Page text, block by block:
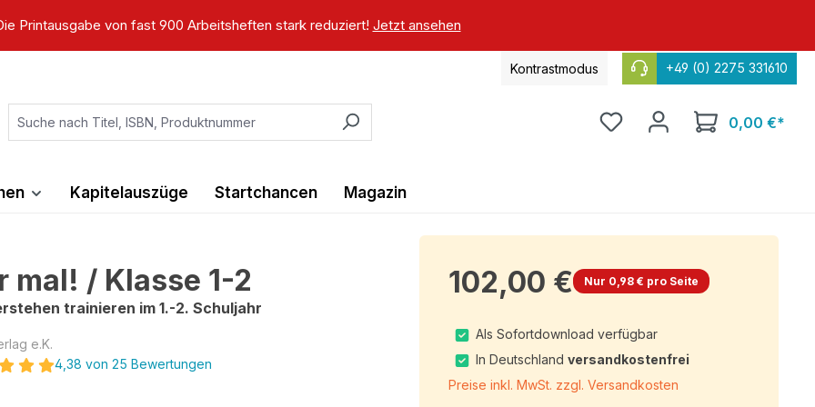
Printausgabe von fast 900 Arbeitsheften stark reduziert! Jetzt ansehen
Kontrastmodus +49 (0) 2275 331610
0,00 €*
Kapitelauszüge Startchancen Magazin
mal! / Klasse 1-2
trainieren im 1.-2. Schuljahr
e.K.
4,38 von 25 Bewertungen
102,00 € Nur 0,98 € pro Seite
Als Sofortdownload verfügbar
In Deutschland versandkostenfrei
Preise inkl. MwSt. zzgl. Versandkosten